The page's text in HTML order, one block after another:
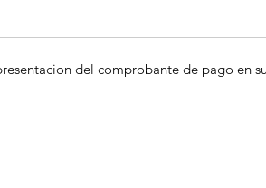
del comprobante de pago en